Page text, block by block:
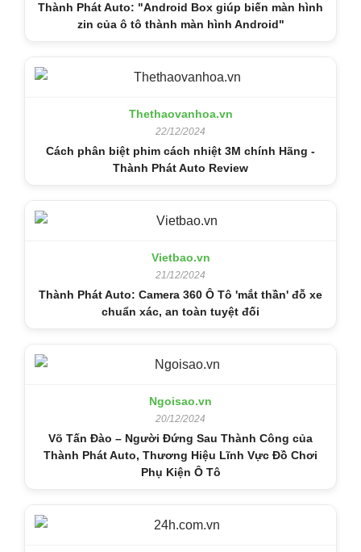
Thành Phát Auto: "Android Box giúp biến màn hình
zin của ô tô thành màn hình Android"
Thethaovanhoa.vn
22/12/2024
Cách phân biệt phim cách nhiệt 3M chính Hãng -
Thành Phát Auto Review
Vietbao.vn
21/12/2024
Thành Phát Auto: Camera 360 Ô Tô 'mắt thần' đỗ xe
chuẩn xác, an toàn tuyệt đối
Ngoisao.vn
20/12/2024
Võ Tấn Đào – Người Đứng Sau Thành Công của
Thành Phát Auto, Thương Hiệu Lĩnh Vực Đồ Chơi
Phụ Kiện Ô Tô